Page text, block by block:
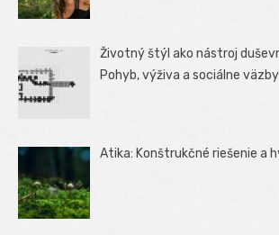
Životný štýl ako nástroj
Pohyb, výživa a sociálne väzby
Atika: Konštrukčné riešenie a